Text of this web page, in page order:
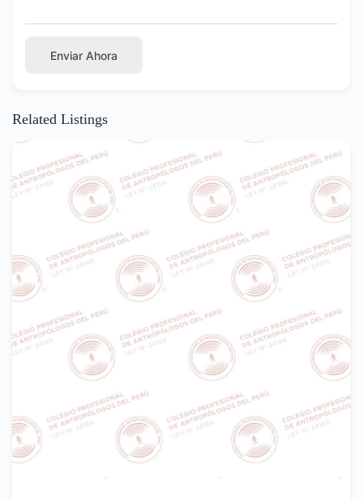
Enviar Ahora
Related Listings